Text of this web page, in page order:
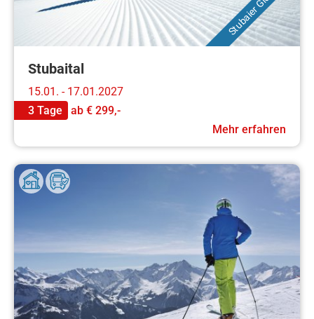
Stubaital
15.01. - 17.01.2027
3 Tage
ab € 299,-
Mehr erfahren